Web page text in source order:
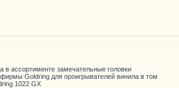
в ассортименте замечательные головки
Goldring для проигрывателей винила в том
1022 GX